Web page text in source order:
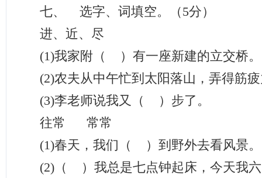
七、 选字、词填空。（5分）
进、近、尽
(1)我家附（ ）有一座新建的立交桥。
(2)农夫从中午忙到太阳落山，弄得筋
(3)李老师说我又（ ）步了。
往常 常常
(1)春天，我们（ ）到野外去看风景。
(2)（ ）我总是七点钟起床，今天我